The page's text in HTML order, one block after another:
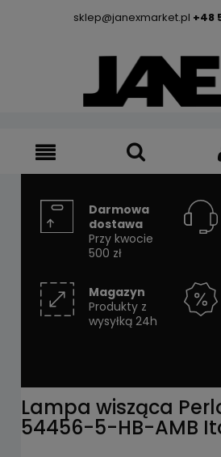
sklep@janexmarket.pl +48
Darmowa
dostawa
Przy kwocie
500 zł
Magazyn
Produkty z
wysyłką 24h
Lampa wisząca
54456-5-HB-AMB